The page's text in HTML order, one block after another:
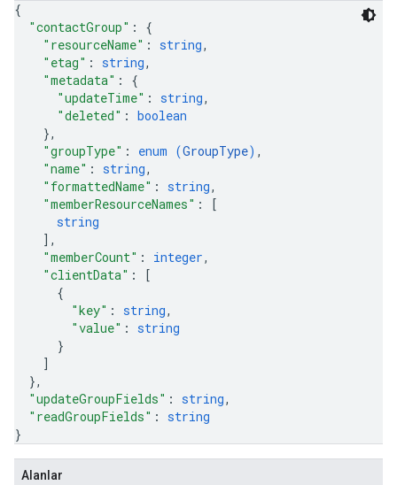
{
"contactGroup" : {
"resourceName" : string,
"etag" : string,
"metadata" : {
"updateTime" : string,
"deleted" : boolean
},
"groupType" : enum (GroupType) ,
"name" : string,
"formattedName" : string,
"memberResourceNames" :
[
string
] ,
"memberCount" : integer,
"clientData" :
[
{
"key" : string,
"value" : string
}
]
},
"updateGroupFields" : string,
"readGroupFields" : string
}
Alanlar